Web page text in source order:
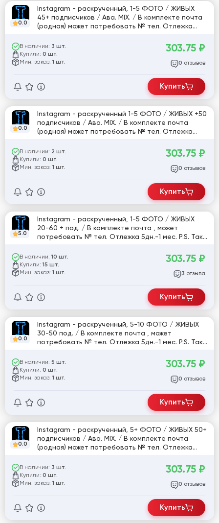
0.0
Instagram - раскрученный, 1-5 ФОТО / ЖИВЫХ
45+ подписчиков / Ава. MIX. / В комплекте почта
(родная) может потребовать № тел. Отлежка
может быть ,как + так и небольшой - .
В наличии: 3 шт.
Купили: 0 шт.
Мин. заказ: 1 шт.
303.75 ₽
0 отзывов
Купить
0.0
Instagram - раскрученный 1-5 ФОТО / ЖИВЫХ +50
подписчиков / Ава. MIX. / В комплекте почта
(родная) может потребовать № тел. Отлежка
может быть ,как + так и небольшой - . [816195]
В наличии: 2 шт.
Купили: 0 шт.
Мин. заказ: 1 шт.
303.75 ₽
0 отзывов
Купить
5.0
Instagram - раскрученный, 1-5 ФОТО / ЖИВЫХ
20-60 + под. / В комплекте почта , может
потребовать № тел. Отлежка 5дн.-1 мес. P.S. Так
так и небольшой - .
В наличии: 10 шт.
Купили: 15 шт.
Мин. заказ: 1 шт.
303.75 ₽
3 отзыва
Купить
0.0
Instagram - раскрученный, 5-10 ФОТО / ЖИВЫХ
30-50 под. / В комплекте почта , может
потребовать № тел. Отлежка 5дн.-1 мес. P.S. Так
так и небольшой - .
В наличии: 5 шт.
Купили: 0 шт.
Мин. заказ: 1 шт.
303.75 ₽
0 отзывов
Купить
0.0
Instagram - раскрученный, 5+ ФОТО / ЖИВЫХ 50+
подписчиков / Ава. MIX. / В комплекте почта
(родная) может потребовать № тел. Отлежка
может быть ,как + так и небольшой - .
В наличии: 3 шт.
Купили: 0 шт.
Мин. заказ: 1 шт.
303.75 ₽
0 отзывов
Купить